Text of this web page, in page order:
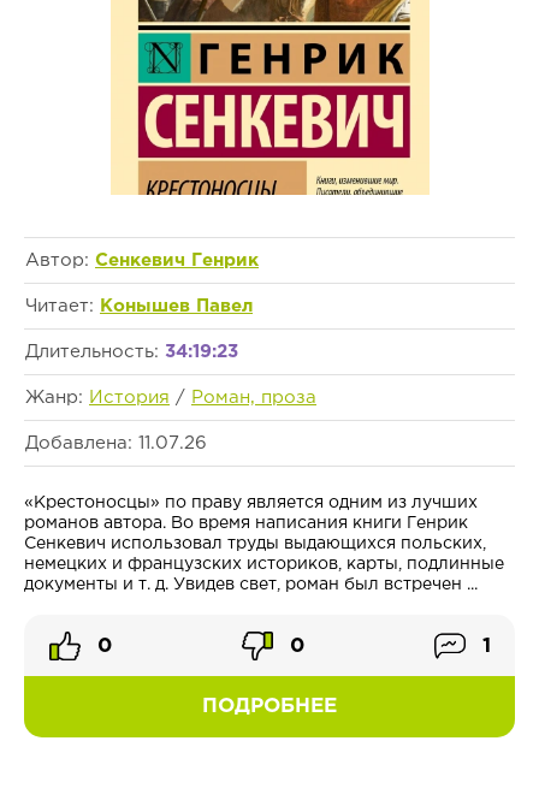
Автор: Сенкевич Генрик
Читает: Конышев Павел
Длительность: 34:19:23
Жанр: История / Роман, проза
Добавлена: 11.07.26
«Крестоносцы» по праву является одним из лучших
романов автора. Во время написания книги Генрик
Сенкевич использовал труды выдающихся польских,
немецких и французских историков, карты, подлинные
документы и т. д. Увидев свет, роман был встречен ...
ПОДРОБНЕЕ
0 0 1